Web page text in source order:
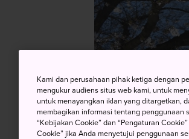
Kami dan perusahaan pihak ketiga dengan
mengukur audiens situs web kami, untuk
untuk menayangkan iklan yang ditargetkan,
membagikan informasi tentang penggunaan
“Kebijakan Cookie” dan “Pengaturan
Cookie” jika Anda menyetujui penggunaan